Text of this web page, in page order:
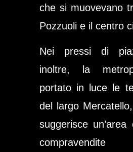
che si muovevano
Pozzuoli e il centro
Nei pressi di
inoltre, la
portato in luce le
del largo
suggerisce